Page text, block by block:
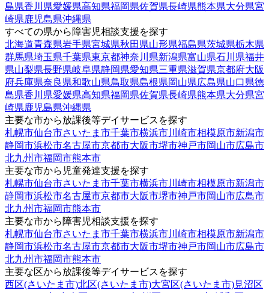
島県香川県愛媛県高知県福岡県佐賀県長崎県熊本県大分県宮
崎県鹿児島県沖縄県
すべての県から障害児相談支援を探す
北海道青森県岩手県宮城県秋田県山形県福島県茨城県栃木県
群馬県埼玉県千葉県東京都神奈川県新潟県富山県石川県福井
県山梨県長野県岐阜県静岡県愛知県三重県滋賀県京都府大阪
府兵庫県奈良県和歌山県鳥取県島根県岡山県広島県山口県徳
島県香川県愛媛県高知県福岡県佐賀県長崎県熊本県大分県宮
崎県鹿児島県沖縄県
主要な市から放課後等デイサービスを探す
札幌市仙台市さいたま市千葉市横浜市川崎市相模原市新潟市
静岡市浜松市名古屋市京都市大阪市堺市神戸市岡山市広島市
北九州市福岡市熊本市
主要な市から児童発達支援を探す
札幌市仙台市さいたま市千葉市横浜市川崎市相模原市新潟市
静岡市浜松市名古屋市京都市大阪市堺市神戸市岡山市広島市
北九州市福岡市熊本市
主要な市から障害児相談支援を探す
札幌市仙台市さいたま市千葉市横浜市川崎市相模原市新潟市
静岡市浜松市名古屋市京都市大阪市堺市神戸市岡山市広島市
北九州市福岡市熊本市
主要な区から放課後等デイサービスを探す
西区(さいたま市)北区(さいたま市)大宮区(さいたま市)見沼区